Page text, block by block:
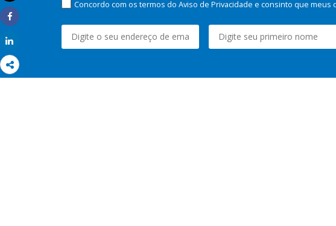
Imprimir
Share
Concordo com os termos do Aviso de Privacidade e consinto que